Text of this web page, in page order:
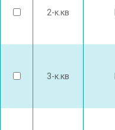
2-к.кв
3-к.кв